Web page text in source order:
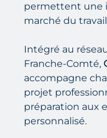
permettent une
marché du
Intégré au
Franche-Comté,
accompagne
projet
préparation aux
personnalisé.